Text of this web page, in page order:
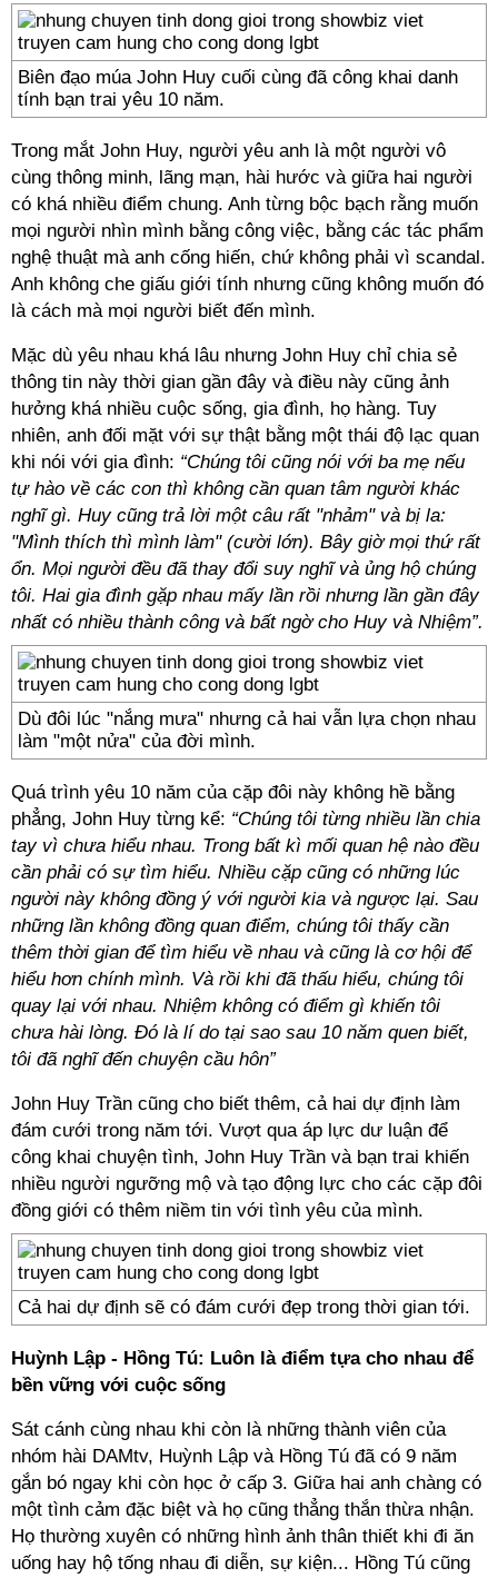
Biên đạo múa John Huy cuối cùng đã công khai danh
tính bạn trai yêu 10 năm.
Trong mắt John Huy, người yêu anh là một người vô
cùng thông minh, lãng mạn, hài hước và giữa hai người
có khá nhiều điểm chung. Anh từng bộc bạch rằng muốn
mọi người nhìn mình bằng công việc, bằng các tác phẩm
nghệ thuật mà anh cống hiến, chứ không phải vì scandal.
Anh không che giấu giới tính nhưng cũng không muốn đó
là cách mà mọi người biết đến mình.
Mặc dù yêu nhau khá lâu nhưng John Huy chỉ chia sẻ
thông tin này thời gian gần đây và điều này cũng ảnh
hưởng khá nhiều cuộc sống, gia đình, họ hàng. Tuy
nhiên, anh đối mặt với sự thật bằng một thái độ lạc quan
khi nói với gia đình: “Chúng tôi cũng nói với ba mẹ nếu
tự hào về các con thì không cần quan tâm người khác
nghĩ gì. Huy cũng trả lời một câu rất "nhảm" và bị la:
"Mình thích thì mình làm" (cười lớn). Bây giờ mọi thứ rất
ổn. Mọi người đều đã thay đổi suy nghĩ và ủng hộ chúng
tôi. Hai gia đình gặp nhau mấy lần rồi nhưng lần gần đây
nhất có nhiều thành công và bất ngờ cho Huy và Nhiệm”.
Dù đôi lúc "nắng mưa" nhưng cả hai vẫn lựa chọn nhau
làm "một nửa" của đời mình.
Quá trình yêu 10 năm của cặp đôi này không hề bằng
phẳng, John Huy từng kể: “Chúng tôi từng nhiều lần chia
tay vì chưa hiểu nhau. Trong bất kì mối quan hệ nào đều
cần phải có sự tìm hiểu. Nhiều cặp cũng có những lúc
người này không đồng ý với người kia và ngược lại. Sau
những lần không đồng quan điểm, chúng tôi thấy cần
thêm thời gian để tìm hiểu về nhau và cũng là cơ hội để
hiểu hơn chính mình. Và rồi khi đã thấu hiểu, chúng tôi
quay lại với nhau. Nhiệm không có điểm gì khiến tôi
chưa hài lòng. Đó là lí do tại sao sau 10 năm quen biết,
tôi đã nghĩ đến chuyện cầu hôn”
John Huy Trần cũng cho biết thêm, cả hai dự định làm
đám cưới trong năm tới. Vượt qua áp lực dư luận để
công khai chuyện tình, John Huy Trần và bạn trai khiến
nhiều người ngưỡng mộ và tạo động lực cho các cặp đôi
đồng giới có thêm niềm tin với tình yêu của mình.
Cả hai dự định sẽ có đám cưới đẹp trong thời gian tới.
Huỳnh Lập - Hồng Tú: Luôn là điểm tựa cho nhau để
bền vững với cuộc sống
Sát cánh cùng nhau khi còn là những thành viên của
nhóm hài DAMtv, Huỳnh Lập và Hồng Tú đã có 9 năm
gắn bó ngay khi còn học ở cấp 3. Giữa hai anh chàng có
một tình cảm đặc biệt và họ cũng thẳng thắn thừa nhận.
Họ thường xuyên có những hình ảnh thân thiết khi đi ăn
uống hay hộ tống nhau đi diễn, sự kiện... Hồng Tú cũng